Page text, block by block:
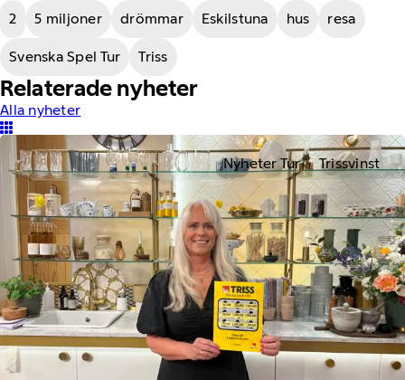
2
5 miljoner drömmar Eskilstuna hus resa
Svenska Spel Tur Triss
Relaterade nyheter
Alla nyheter
Nyheter Tur Trissvinst